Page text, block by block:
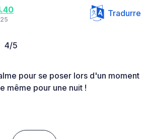
Tradurre
4/5
pour se poser lors d'un moment
même pour une nuit !